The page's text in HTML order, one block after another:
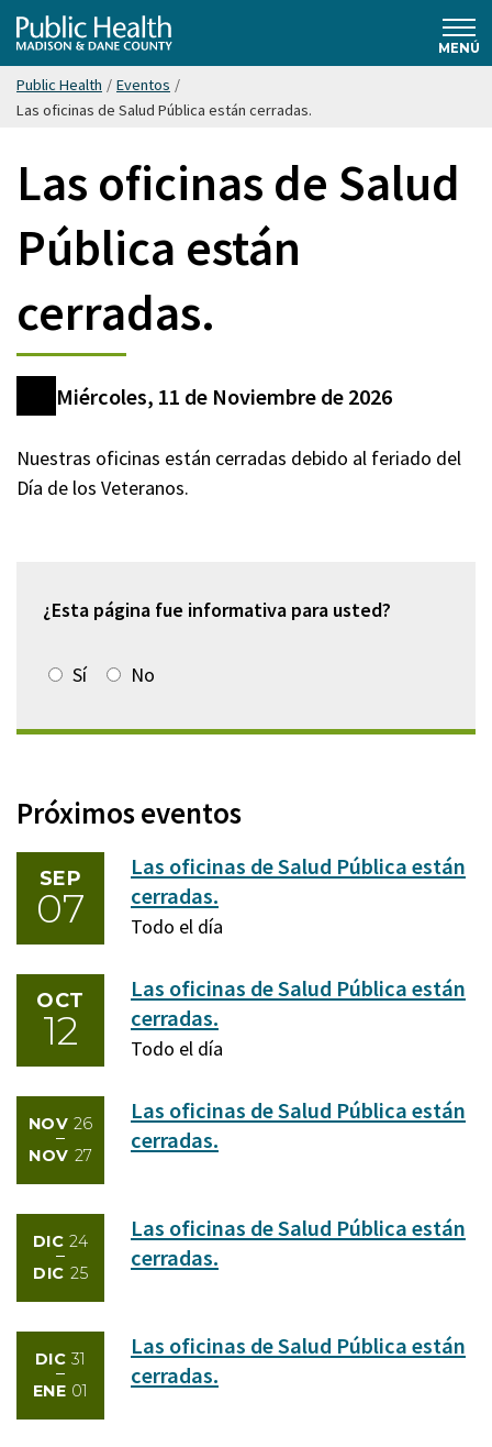
Saltar
hasta
el
contenido
Public
Health
Madison
& Dane
County
MENÚ
Public Health / Eventos /
Las oficinas de Salud Pública están cerradas.
Las oficinas de Salud
Pública están
cerradas.
Miércoles, 11 de Noviembre de 2026
Descripción
Nuestras oficinas están cerradas debido al feriado del
Día de los Veteranos.
¿Esta página fue informativa para usted?
Sí No
Próximos eventos
SEP
07
Las oficinas de Salud Pública están
cerradas.
Lunes,
de
Septiembre
de
Todo el día
OCT
12
Las oficinas de Salud Pública están
cerradas.
Lunes,
de
Octubre
Todo el día
NOV 26
to
NOV 27
Las oficinas de Salud Pública están
cerradas.
de
Noviembre
de
Noviembre
DIC 24
to
DIC 25
Las oficinas de Salud Pública están
cerradas.
de
Diciembre
de
Diciembre
DIC 31
to
ENE 01
Las oficinas de Salud Pública están
cerradas.